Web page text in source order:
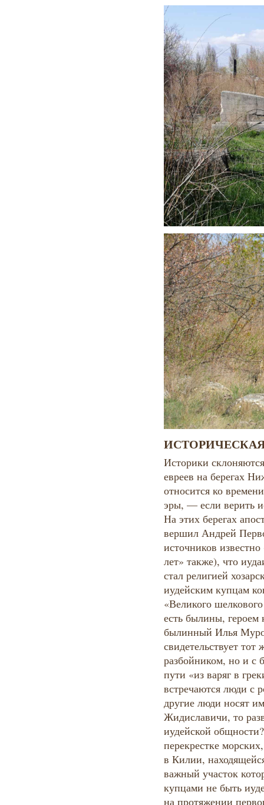
Историки
евреев на берегах
относится ко
эры, — если верить
На этих берегах
вершил Андрей
источников
лет» также), что
стал религией
иудейским купцам
«Великого
есть былины, героем
былинный Илья
свидетельствует
разбойником, но и с
пути «из варяг в
встречаются люди с
другие люди носят
Жидиславичи, то
иудейской
перекрестке
в Килии,
важный участок
купцами не быть
на протяжении